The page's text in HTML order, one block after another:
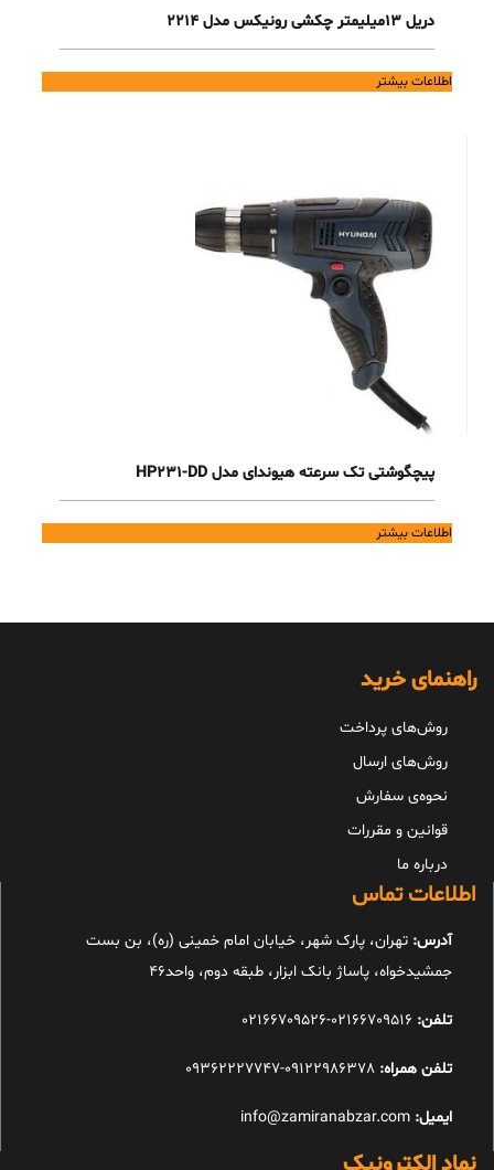
دریل 13میلیمتر چکشی رونیکس مدل 2214
اطلاعات بیشتر
پیچگوشتی تک سرعته هیوندای مدل HP231-DD
اطلاعات بیشتر
راهنمای خرید
روش‌های پرداخت
روش‌های ارسال
نحوه‌ی سفارش
قوانین و مقررات
درباره ما
اطلاعات تماس
آدرس: تهران، پارک شهر، خیابان امام خمینی (ره)، بن بست
جمشیدخواه، پاساژ بانک ابزار، طبقه دوم، واحد46
تلفن:
تلفن همراه: 09122986378-09362227747
ایمیل: